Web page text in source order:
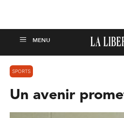
SPORTS
Un avenir